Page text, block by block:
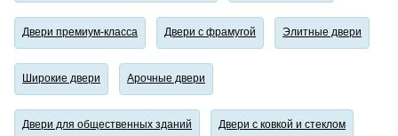
Двери премиум-класса Двери с фрамугой Элитные двери
Широкие двери Арочные двери
Двери для общественных зданий Двери с ковкой и стеклом